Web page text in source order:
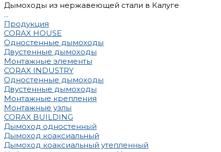
Дымоходы из нержавеющей стали в Калуге
...
Продукция
CORAX HOUSE
Одностенные дымоходы
Двустенные дымоходы
Монтажные элементы
CORAX INDUSTRY
Одностенные дымоходы
Двустенные дымоходы
Монтажные крепления
Монтажные узлы
CORAX BUILDING
Дымоход одностенный
Дымоход коаксиальный
Дымоход коаксиальный утепленный